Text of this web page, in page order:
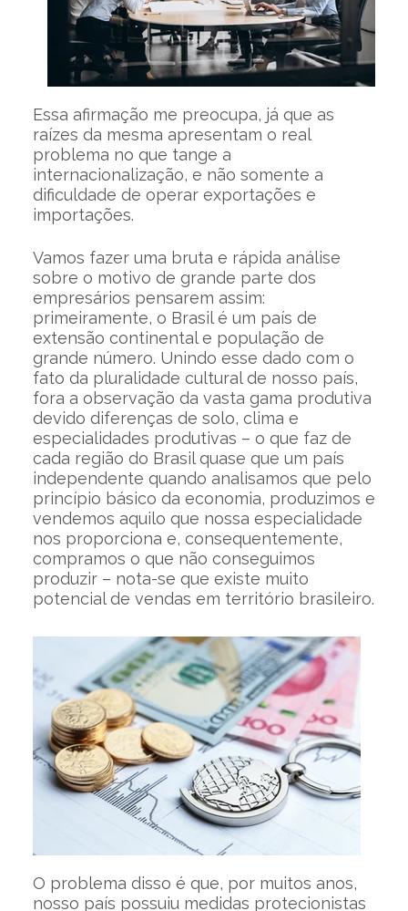
Essa afirmação me preocupa, já que as
raízes da mesma apresentam o real
problema no que tange a
internacionalização, e não somente a
dificuldade de operar exportações e
importações.
Vamos fazer uma bruta e rápida análise
sobre o motivo de grande parte dos
empresários pensarem assim:
primeiramente, o Brasil é um país de
extensão continental e população de
grande número. Unindo esse dado com o
fato da pluralidade cultural de nosso país,
fora a observação da vasta gama produtiva
devido diferenças de solo, clima e
especialidades produtivas – o que faz de
cada região do Brasil quase que um país
independente quando analisamos que pelo
princípio básico da economia, produzimos e
vendemos aquilo que nossa especialidade
nos proporciona e, consequentemente,
compramos o que não conseguimos
produzir – nota-se que existe muito
potencial de vendas em território brasileiro.
O problema disso é que, por muitos anos,
nosso país possuiu medidas protecionistas